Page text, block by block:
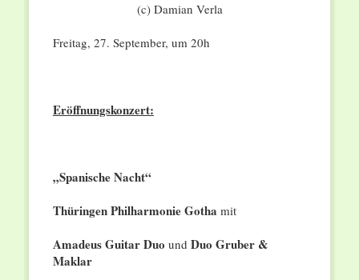
(c) Damian Verla
Freitag, 27. September, um 20h
Eröffnungskonzert:
„Spanische Nacht“
Thüringen Philharmonie Gotha mit
Amadeus Guitar Duo und Duo Gruber &
Maklar